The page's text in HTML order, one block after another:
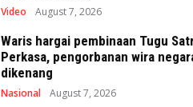
Video August 7, 2026
Waris hargai pembinaan Tugu
Perkasa, pengorbanan wira
dikenang
Nasional August 7, 2026